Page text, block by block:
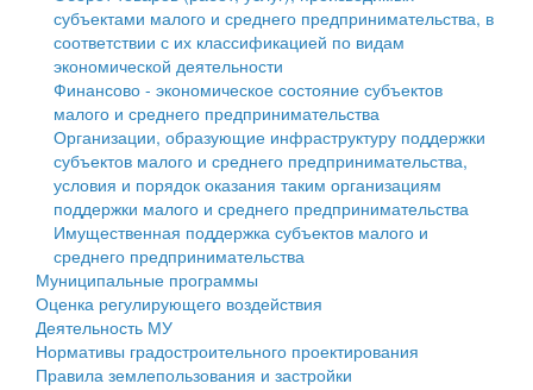
Антимонопольный комплаенс
Противодействие коррупции
Муниципальные программы
Контрольно-счетная палата
Персональные данные
Оценка регулирующего воздействия
Деятельность МУ
Нормативы градостроительного проектирования
Правила землепользования и застройки
Генеральные планы
субъектами малого и среднего предпринимательства, в
соответствии с их классификацией по видам
экономической деятельности
Финансово - экономическое состояние субъектов
малого и среднего предпринимательства
Организации, образующие инфраструктуру поддержки
субъектов малого и среднего предпринимательства,
условия и порядок оказания таким организациям
поддержки малого и среднего предпринимательства
Имущественная поддержка субъектов малого и
среднего предпринимательства
Муниципальные программы
Оценка регулирующего воздействия
Деятельность МУ
Нормативы градостроительного проектирования
Правила землепользования и застройки